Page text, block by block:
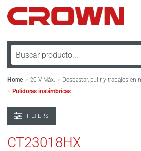
Home > 20 V Máx. > Desbastar, pulir y trabajos en
> Pulidoras inalámbricas
FILTERS
CT23018HX